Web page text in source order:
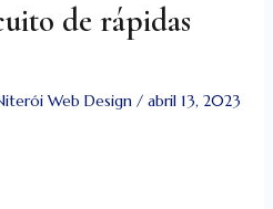
de rápidas
Web Design / abril 13, 2023